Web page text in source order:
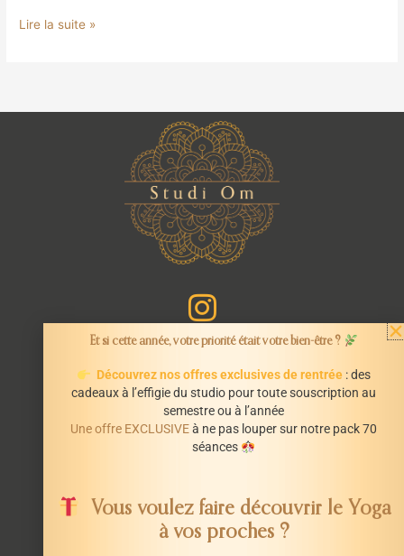
Lire la suite »
INFORMATIONS
Mentions légales
STUDI’OM
66 Avenue de La République
44600 Saint-Nazaire
Et si cette année, votre priorité était votre bien-être ?
Découvrez nos offres exclusives de rentrée: des
cadeaux à l’effigie du studio pour toute souscription au
semestre ou à l’année
Une offre EXCLUSIVEà ne pas louper sur notre pack 70
séances
Vous voulez faire découvrir le Yoga
à vos proches ?